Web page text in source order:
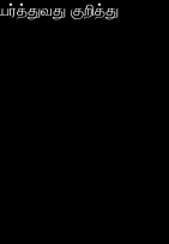
குறித்து